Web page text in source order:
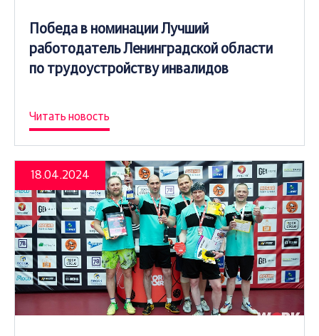
Победа в номинации Лучший
работодатель Ленинградской области
по трудоустройству инвалидов
Читать новость
18.04.2024